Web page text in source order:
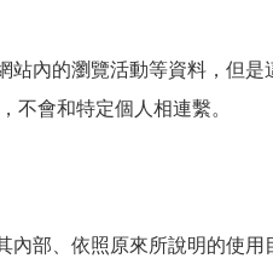
站內的瀏覽活動等資料，但
不會和特定個人相連繫。
內部、依照原來所說明的使